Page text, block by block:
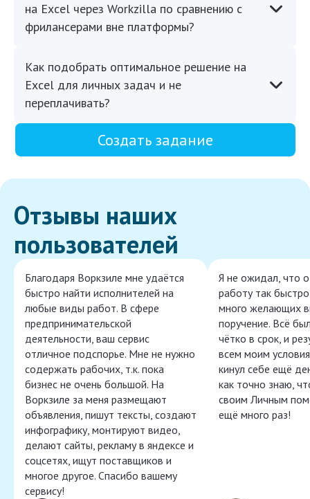
на Excel через Workzilla по сравнению с
фрилансерами вне платформы?
Как подобрать оптимальное решение на
Excel для личных задач и не
переплачивать?
Создать задание
Отзывы наших
пользователей
Благодаря Воркзиле мне удаётся
быстро найти исполнителей на
любые виды работ. В сфере
предпринимательской
деятельности, ваш сервис
отличное подспорье. Мне не нужно
содержать рабочих, т.к. пока
бизнес не очень большой. На
Воркзиле за меня размещают
объявления, пишут тексты, создают
инфографику, монтируют видео,
делают сайты, рекламу в яндексе и
соцсетях, ищут поставщиков и
многое другое. Спасибо вашему
сервису!
Я не ожидал, что
работу так
много желающих
поручение. Всё
чётко в срок, и
всем моим
кинул себе ещё
как точно знаю,
своим Личным
ещё много раз!